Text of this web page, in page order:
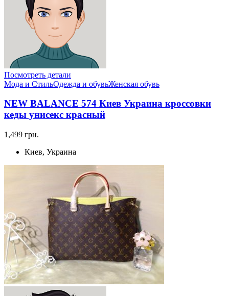
Посмотреть детали
Мода и СтильОдежда и обувьЖенская обувь
NEW BALANCE 574 Киев Украина кроссовки
кеды унисекс красный
1,499 грн.
Киев, Украина